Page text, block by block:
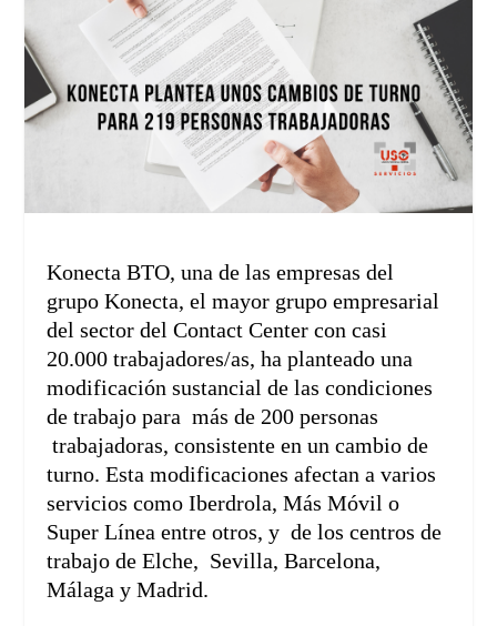
Konecta BTO, una de las empresas del
grupo Konecta, el mayor grupo empresarial
del sector del Contact Center con casi
20.000 trabajadores/as, ha planteado una
modificación sustancial de las condiciones
de trabajo para más de 200 personas
trabajadoras, consistente en un cambio de
turno. Esta modificaciones afectan a varios
servicios como Iberdrola, Más Móvil o
Super Línea entre otros, y de los centros de
trabajo de Elche, Sevilla, Barcelona,
Málaga y Madrid.